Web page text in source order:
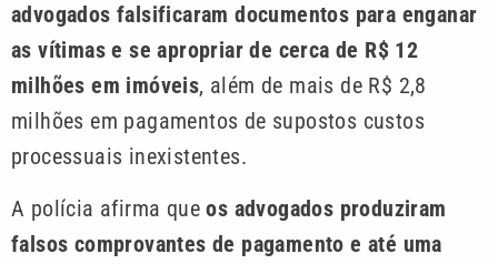
advogados falsificaram documentos para enganar
as vítimas e se apropriar de cerca de R$ 12
milhões em imóveis, além de mais de R$ 2,8
milhões em pagamentos de supostos custos
processuais inexistentes.
A polícia afirma queos advogados produziram
falsos comprovantes de pagamento e até uma